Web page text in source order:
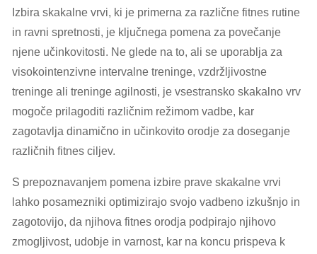
Izbira skakalne vrvi, ki je primerna za različne fitnes rutine
in ravni spretnosti, je ključnega pomena za povečanje
njene učinkovitosti. Ne glede na to, ali se uporablja za
visokointenzivne intervalne treninge, vzdržljivostne
treninge ali treninge agilnosti, je vsestransko skakalno vrv
mogoče prilagoditi različnim režimom vadbe, kar
zagotavlja dinamično in učinkovito orodje za doseganje
različnih fitnes ciljev.
S prepoznavanjem pomena izbire prave skakalne vrvi
lahko posamezniki optimizirajo svojo vadbeno izkušnjo in
zagotovijo, da njihova fitnes orodja podpirajo njihovo
zmogljivost, udobje in varnost, kar na koncu prispeva k